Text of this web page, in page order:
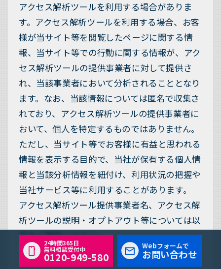
アクセス解析ツールを利用する場合がありま
す。アクセス解析ツールを利用する場合、お客
様が当サイト等を閲覧したページに関する情
報、当サイト等での行動に関する情報が、アク
セス解析ツールの提供事業者に対して提供さ
れ、当該事業者において分析されることとなり
ます。なお、当該情報については匿名で収集さ
れており、アクセス解析ツールの提供事業者に
おいて、個人を特定するものではありません。
ただし、当サイト等でお客様に有益と思われる
情報を表示する目的で、当社が保有する個人情
報と当該分析情報を紐付け、利用状況の把握や
当社サービス等に利用することがあります。
アクセス解析ツール提供事業者名、アクセス解
析ツールの説明・オプトアウト等については以
下をご確認ください。
24時間365日
無料相談受付中
0120-949-580
Webフォームで
お問い合わせ